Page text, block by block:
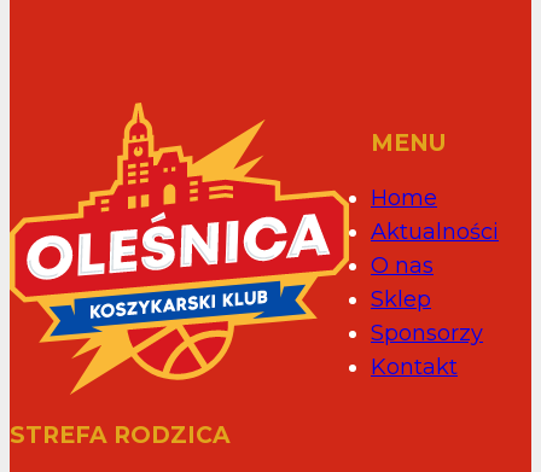
MENU
Home
Aktualności
O nas
Sklep
Sponsorzy
Kontakt
STREFA RODZICA